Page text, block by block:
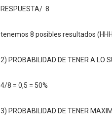
🎯 CREA TU
RESPUESTA/ 8
tenemos 8 posibles resultados
2) PROBABILIDAD DE TENER A LO
4/8 = 0,5 = 50%
3) PROBABILIDAD DE TENER